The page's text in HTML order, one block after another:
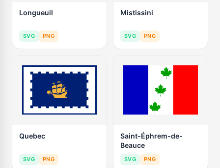
Longueuil
SVG PNG
Mistissini
SVG PNG
Quebec
SVG PNG
Saint-Éphrem-de-
Beauce
SVG PNG